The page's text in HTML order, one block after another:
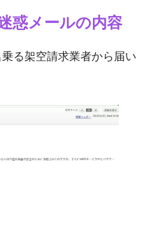
惑メールの内容
乗る架空請求業者から届い